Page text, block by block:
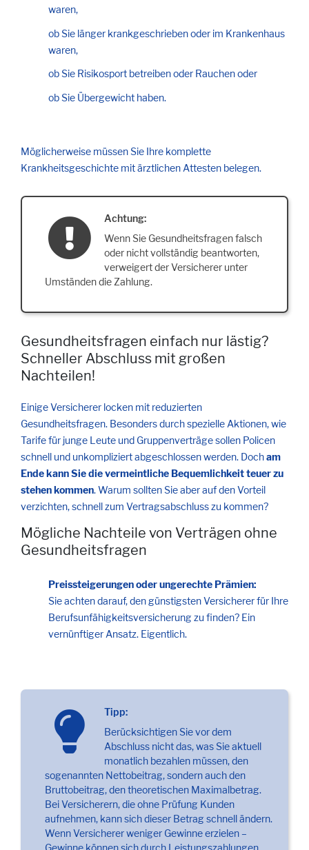
waren,
ob Sie länger krankgeschrieben oder im Krankenhaus
waren,
ob Sie Risikosport betreiben oder Rauchen oder
ob Sie Übergewicht haben.
Möglicherweise müssen Sie Ihre komplette
Krankheitsgeschichte mit ärztlichen Attesten belegen.
Achtung:
Wenn Sie Gesundheitsfragen falsch
oder nicht vollständig beantworten,
verweigert der Versicherer unter
Umständen die Zahlung.
Gesundheitsfragen einfach nur lästig?
Schneller Abschluss mit großen
Nachteilen!
Einige Versicherer locken mit reduzierten
Gesundheitsfragen. Besonders durch spezielle Aktionen, wie
Tarife für junge Leute und Gruppenverträge sollen Policen
schnell und unkompliziert abgeschlossen werden. Docham
Ende kann Sie die vermeintliche Bequemlichkeit teuer zu
stehen kommen. Warum sollten Sie aber auf den Vorteil
verzichten, schnell zum Vertragsabschluss zu kommen?
Mögliche Nachteile von Verträgen ohne
Gesundheitsfragen
Preissteigerungen oder ungerechte Prämien:
Sie achten darauf, den günstigsten Versicherer für Ihre
Berufsunfähigkeitsversicherung zu finden? Ein
vernünftiger Ansatz. Eigentlich.
Tipp:
Berücksichtigen Sie vor dem
Abschluss nicht das, was Sie aktuell
monatlich bezahlen müssen, den
sogenannten Nettobeitrag, sondern auch den
Bruttobeitrag, den theoretischen Maximalbetrag.
Bei Versicherern, die ohne Prüfung Kunden
aufnehmen, kann sich dieser Betrag schnell ändern.
Wenn Versicherer weniger Gewinne erzielen –